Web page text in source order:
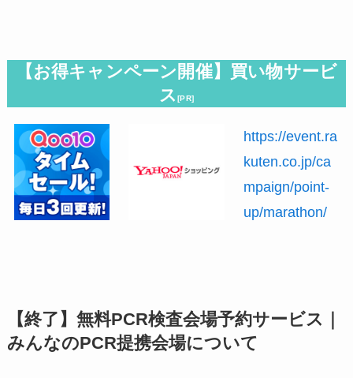
【お得キャンペーン開催】買い物サービ
ス[PR]
https://event.ra
kuten.co.jp/ca
mpaign/point-
up/marathon/
【終了】無料PCR検査会場予約サービス｜
みんなのPCR提携会場について